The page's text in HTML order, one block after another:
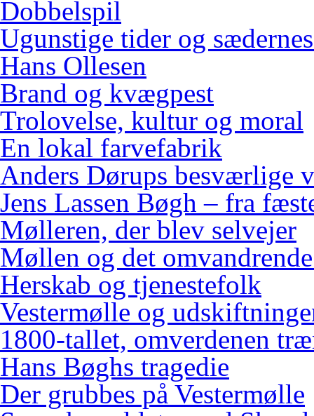
Dobbelspil
Ugunstige tider og
Hans Ollesen
Brand og kvægpest
Trolovelse, kultur og moral
En lokal farvefabrik
Anders Dørups besværlige
Jens Lassen Bøgh – fra
Mølleren, der blev selvejer
Møllen og det
Herskab og tjenestefolk
Vestermølle og
1800-tallet, omverdenen
Hans Bøghs tragedie
Der grubbes på Vestermølle